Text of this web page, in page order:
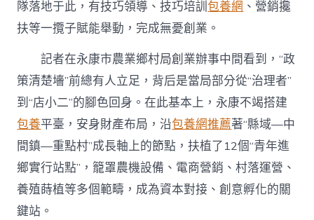
隊落地于此，有技巧領導、技巧培訓包養網 、營銷攙
扶等一攬子賦能舉動，完成無憂創業。
記者在永康市農業鄉村局創業辦事中間看到，“政
策清楚墻”前總有人立足，背后是當局部分從“治理者”
到“店小二”的腳色回身。在此基本上，永康不竭搭建
包養平臺，安身財產布局，沿包養網推薦著“縣域—中
間鎮—重點村”成長軸上的節點，扶植了12個“青年進
鄉實行站點”，籠罩農機設備、電商營銷、村落運營、
養殖蒔植等多個範疇，成為資本對接、創意孵化的關
鍵站。